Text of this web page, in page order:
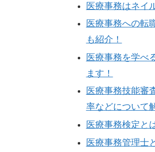
医療事務はネイ
医療事務への転
も紹介！
医療事務を学べ
ます！
医療事務技能審
率などについて
医療事務検定と
医療事務管理士